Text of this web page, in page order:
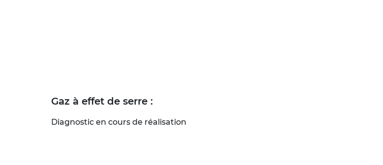
Gaz à effet de serre :
Diagnostic en cours de réalisation